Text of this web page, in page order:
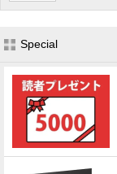
Special